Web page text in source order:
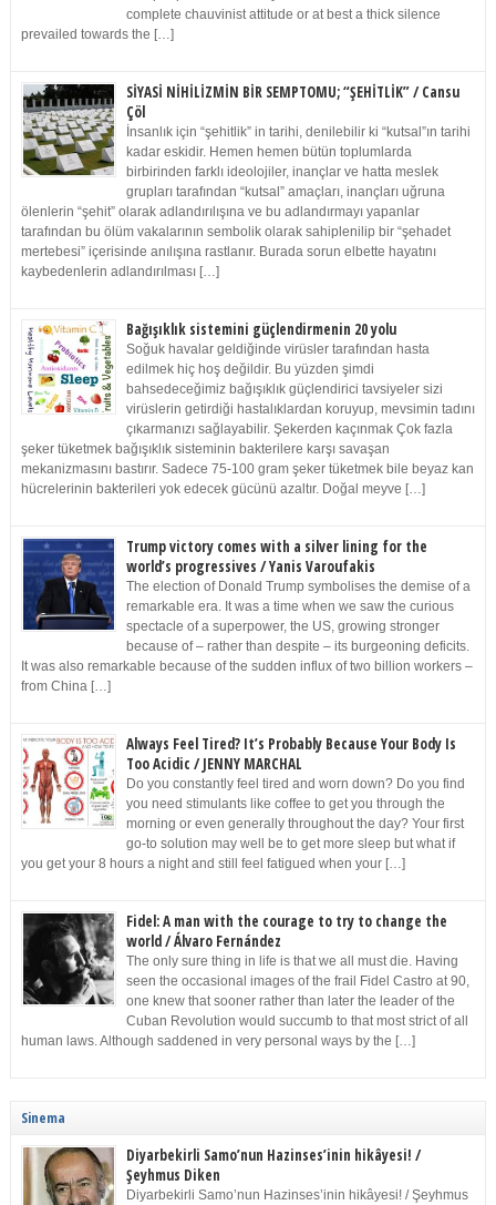
complete chauvinist attitude or at best a thick silence
prevailed towards the […]
SİYASİ NİHİLİZMİN BİR SEMPTOMU; “ŞEHİTLİK” / Cansu
Çöl
İnsanlık için “şehitlik” in tarihi, denilebilir ki “kutsal”ın tarihi
kadar eskidir. Hemen hemen bütün toplumlarda
birbirinden farklı ideolojiler, inançlar ve hatta meslek
grupları tarafından “kutsal” amaçları, inançları uğruna
ölenlerin “şehit” olarak adlandırılışına ve bu adlandırmayı yapanlar
tarafından bu ölüm vakalarının sembolik olarak sahiplenilip bir “şehadet
mertebesi” içerisinde anılışına rastlanır. Burada sorun elbette hayatını
kaybedenlerin adlandırılması […]
Bağışıklık sistemini güçlendirmenin 20 yolu
Soğuk havalar geldiğinde virüsler tarafından hasta
edilmek hiç hoş değildir. Bu yüzden şimdi
bahsedeceğimiz bağışıklık güçlendirici tavsiyeler sizi
virüslerin getirdiği hastalıklardan koruyup, mevsimin tadını
çıkarmanızı sağlayabilir. Şekerden kaçınmak Çok fazla
şeker tüketmek bağışıklık sisteminin bakterilere karşı savaşan
mekanizmasını bastırır. Sadece 75-100 gram şeker tüketmek bile beyaz kan
hücrelerinin bakterileri yok edecek gücünü azaltır. Doğal meyve […]
Trump victory comes with a silver lining for the
world’s progressives / Yanis Varoufakis
The election of Donald Trump symbolises the demise of a
remarkable era. It was a time when we saw the curious
spectacle of a superpower, the US, growing stronger
because of – rather than despite – its burgeoning deficits.
It was also remarkable because of the sudden influx of two billion workers –
from China […]
Always Feel Tired? It’s Probably Because Your Body Is
Too Acidic / JENNY MARCHAL
Do you constantly feel tired and worn down? Do you find
you need stimulants like coffee to get you through the
morning or even generally throughout the day? Your first
go-to solution may well be to get more sleep but what if
you get your 8 hours a night and still feel fatigued when your […]
Fidel: A man with the courage to try to change the
world / Álvaro Fernández
The only sure thing in life is that we all must die. Having
seen the occasional images of the frail Fidel Castro at 90,
one knew that sooner rather than later the leader of the
Cuban Revolution would succumb to that most strict of all
human laws. Although saddened in very personal ways by the […]
Sinema
Diyarbekirli Samo’nun Hazinses’inin hikâyesi! /
Şeyhmus Diken
Diyarbekirli Samo’nun Hazinses’inin hikâyesi! / Şeyhmus